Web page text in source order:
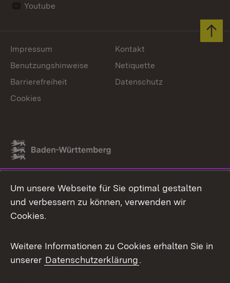
Youtube
Link zum Landesportal
Impressum
Kontakt
Benutzungshinweise
Netiquette
Barrierefreiheit
Datenschutz
Cookies
Um unsere Webseite für Sie optimal gestalten
und verbessern zu können, verwenden wir
Cookies.
Weitere Informationen zu Cookies erhalten Sie in
unserer Datenschutzerklärung.